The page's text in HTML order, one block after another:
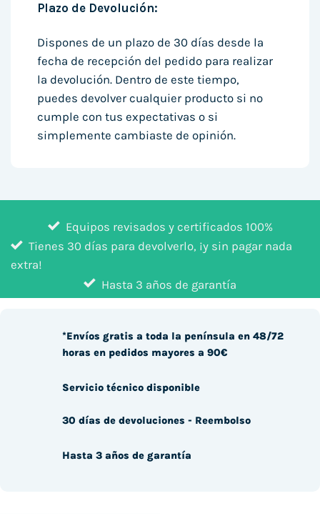
Plazo de Devolución:
Dispones de un plazo de 30 días desde la
fecha de recepción del pedido para realizar
la devolución. Dentro de este tiempo,
puedes devolver cualquier producto si no
cumple con tus expectativas o si
simplemente cambiaste de opinión.
Equipos revisados y certificados 100%
Tienes 30 días para devolverlo, ¡y sin pagar nada
extra!
Hasta 3 años de garantía
*Envíos gratis a toda la península en 48/72
horas en pedidos mayores a 90€
Servicio técnico disponible
30 días de devoluciones - Reembolso
Hasta 3 años de garantía